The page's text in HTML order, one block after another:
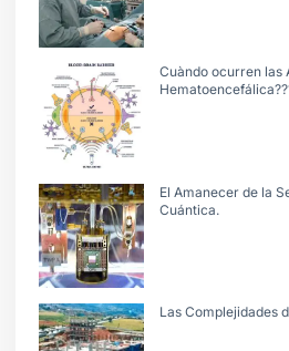
Cuàndo ocurren las
El Amanecer de la
Cuántica.
Las Complejidades